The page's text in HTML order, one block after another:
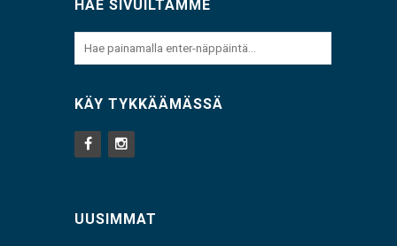
HAE SIVUILTAMME
KÄY TYKKÄÄMÄSSÄ
UUSIMMAT